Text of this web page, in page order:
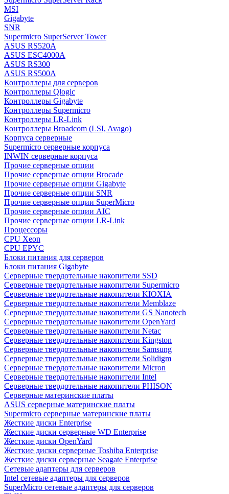
MSI
Gigabyte
SNR
Supermicro SuperServer Tower
ASUS RS520A
ASUS ESC4000A
ASUS RS300
ASUS RS500A
Контроллеры для серверов
Контроллеры Qlogic
Контроллеры Gigabyte
Контроллеры Supermicro
Контроллеры LR-Link
Контроллеры Broadcom (LSI, Avago)
Корпуса серверные
Supermicro серверные корпуса
INWIN серверные корпуса
Прочие серверные опции
Прочие серверные опции Brocade
Прочие серверные опции Gigabyte
Прочие серверные опции SNR
Прочие серверные опции SuperMicro
Прочие серверные опции AIC
Прочие серверные опции LR-Link
Процессоры
CPU Xeon
CPU EPYC
Блоки питания для серверов
Блоки питания Gigabyte
Серверные твердотельные накопители SSD
Cерверные твердотельные накопители Supermicro
Cерверные твердотельные накопители KIOXIA
Cерверные твердотельные накопители Memblaze
Cерверные твердотельные накопители GS Nanotech
Серверные твердотельные накопители OpenYard
Серверные твердотельные накопители Netac
Cерверные твердотельные накопители Kingston
Cерверные твердотельные накопители Samsung
Cерверные твердотельные накопители Solidigm
Cерверные твердотельные накопители Micron
Cерверные твердотельные накопители Intel
Cерверные твердотельные накопители PHISON
Серверные материнские платы
ASUS серверные материнские платы
Supermicro серверные материнские платы
Жесткие диски Enterprise
Жесткие диски серверные WD Enterprise
Жесткие диски OpenYard
Жесткие диски серверные Toshiba Enterprise
Жесткие диски серверные Seagate Enterprise
Сетевые адаптеры для серверов
Intel сетевые адаптеры для серверов
SuperMicro сетевые адаптеры для серверов